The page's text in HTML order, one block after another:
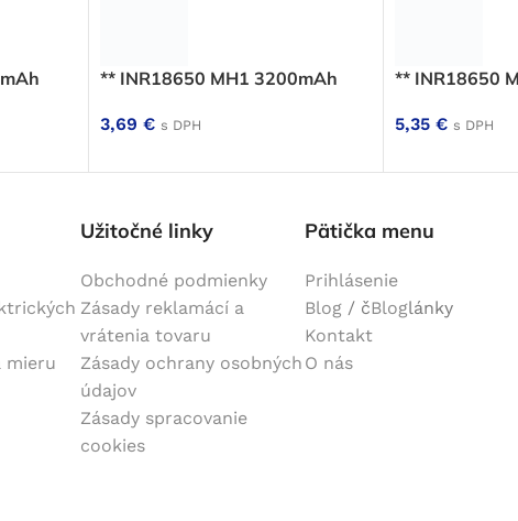
** INR18650 MH1 3200mAh
3,69 € s DPH
** INR18650
5,35€ s DPH
mieru
Užitočné linky
Obchodné podmienky
Zásady reklamácí a
vrátenia tovaru
Zásady ochrany osobných
údajov
Zásady spracovanie
cookies
Pätička menu
Prihlásenie
Blog / čBloglánky
Kontakt
O nás